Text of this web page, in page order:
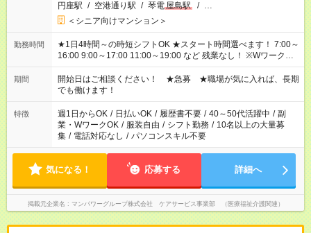
円座駅 / 空港通り駅 / 琴電屋島駅 / …
＜シニア向けマンション＞
勤務時間
★1日4時間～の時短シフトOK ★スタート時間選べます！ 7:00～
16:00 9:00～17:00 11:00～19:00 など 残業なし！ ※Wワークの
場合、他のお仕事と合わせ週40時間超の就業はご案内できませ
ん ※法令に基づき、週20時間以上勤務は社会保険への加入対象
となります ※労働者派遣法（日雇い派遣の原則禁止）により、
短時間・短期間の就業はご案内が難しい場合があります
期間
開始日はご相談ください！ ★急募 ★職場が気に入れば、長期
でも働けます！
特徴 週1日からOK / 日払いOK / 履歴書不要 / 40～50代活躍中 / 副
業・WワークOK / 服装自由 / シフト勤務 / 10名以上の大量募
集 / 電話対応なし / パソコンスキル不要
気になる！ 応募する 詳細へ
掲載元企業名 マンパワーグループ株式会社 ケアサービス事業部 （医療福祉介護関連）